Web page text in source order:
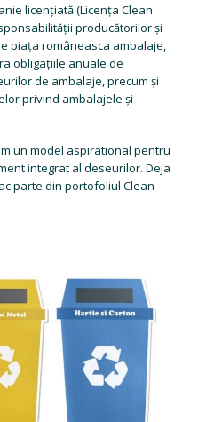
licențiată (Licența Clean
producătorilor și
piața româneasca ambalaje,
obligațiile anuale de
de ambalaje, precum și
privind ambalajele și
un model aspirational pentru
integrat al deseurilor. Deja
parte din portofoliul Clean